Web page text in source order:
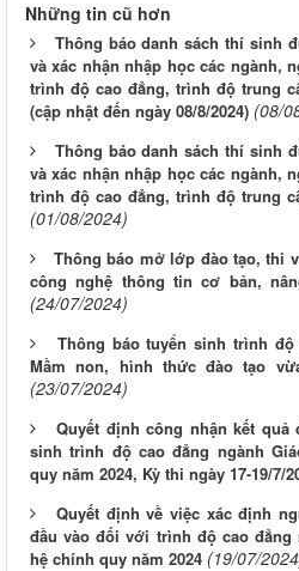
Những tin cũ hơn
Thông báo danh sách thí sinh
và xác nhận nhập học các ngành,
trình độ cao đẳng, trình độ trung
(cập nhật đến ngày 08/8/2024) (08/
Thông báo danh sách thí sinh
và xác nhận nhập học các ngành,
trình độ cao đẳng, trình độ trung
(01/08/2024)
Thông báo mở lớp đào tạo, thi
công nghệ thông tin cơ bản,
(24/07/2024)
Thông báo tuyển sinh trình
Mầm non, hình thức đào tạo
(23/07/2024)
Quyết định công nhận kết quả
sinh trình độ cao đẳng ngành
quy năm 2024, Kỳ thi ngày 17-19/7/
Quyết định về việc xác định
đầu vào đối với trình độ cao đẳng
hệ chính quy năm 2024 (19/07/